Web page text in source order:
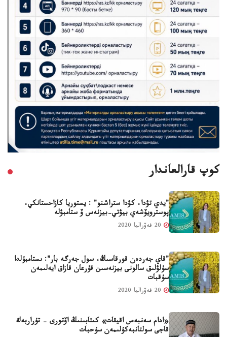
كوپ قارالعاندار
"يدي تۋدا، كۋدا ستراشنو" : يستوريا كازاحستانكي،
پوسترويۆشەي بيۋتي-بيزنەس ۆ ستامبۋلە
"قاي جەردەن قورقاسىڭ، سول جەرگە بار": ىستامبۇلدا
سۇلۋلىق سالونى بيزنەسىن قۇرعان قازاق ايەلىمەن
سۇقبات
«ادام سەنبەس اقيقات» كىتابىنىڭ اۆتورى - تۇراربەك
قاجى سولتانبەكۇلىمەن سۇحبات